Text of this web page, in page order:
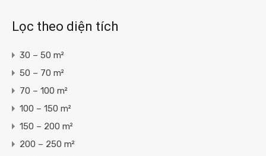
Lọc theo diện tích
30 – 50 m²
50 – 70 m²
70 – 100 m²
100 – 150 m²
150 – 200 m²
200 – 250 m²